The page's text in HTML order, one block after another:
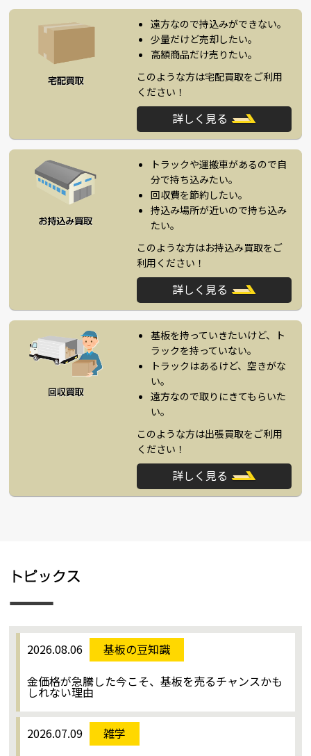
遠方なので持込みができない。
少量だけど売却したい。
高額商品だけ売りたい。
このような方は宅配買取をご利用
ください！
詳しく見る
トラックや運搬車があるので自
分で持ち込みたい。
回収費を節約したい。
持込み場所が近いので持ち込み
たい。
このような方はお持込み買取をご
利用ください！
詳しく見る
基板を持っていきたいけど、ト
ラックを持っていない。
トラックはあるけど、空きがな
い。
遠方なので取りにきてもらいた
い。
このような方は出張買取をご利用
ください！
詳しく見る
2026.08.06
基板の豆知識
金価格が急騰した今こそ、基板を売るチャンスかも
しれない理由
2026.07.09
雑学